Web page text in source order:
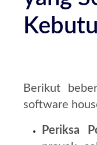
Berikut
software
Periksa